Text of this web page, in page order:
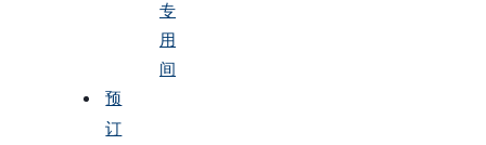
专
用
间
预
订